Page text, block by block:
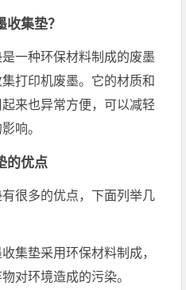
集垫？
一种环保材料制成的废墨
打印机废墨。它的材质和
来也异常方便，可以减轻
响。
的优点
很多的优点，下面列举几
集垫采用环保材料制成，
对环境造成的污染。